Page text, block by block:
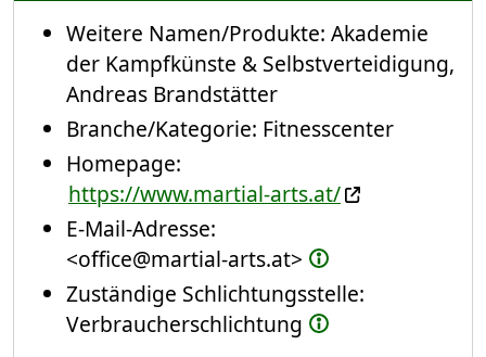
Weitere Namen/Produkte: Akademie
der Kampfkünste & Selbstverteidigung,
Andreas Brandstätter
Branche/Kategorie: Fitnesscenter
Homepage:
https://www.martial-arts.at/
E-Mail-Adresse:
<office@martial-arts.at>
Zuständige Schlichtungsstelle:
Verbraucherschlichtung